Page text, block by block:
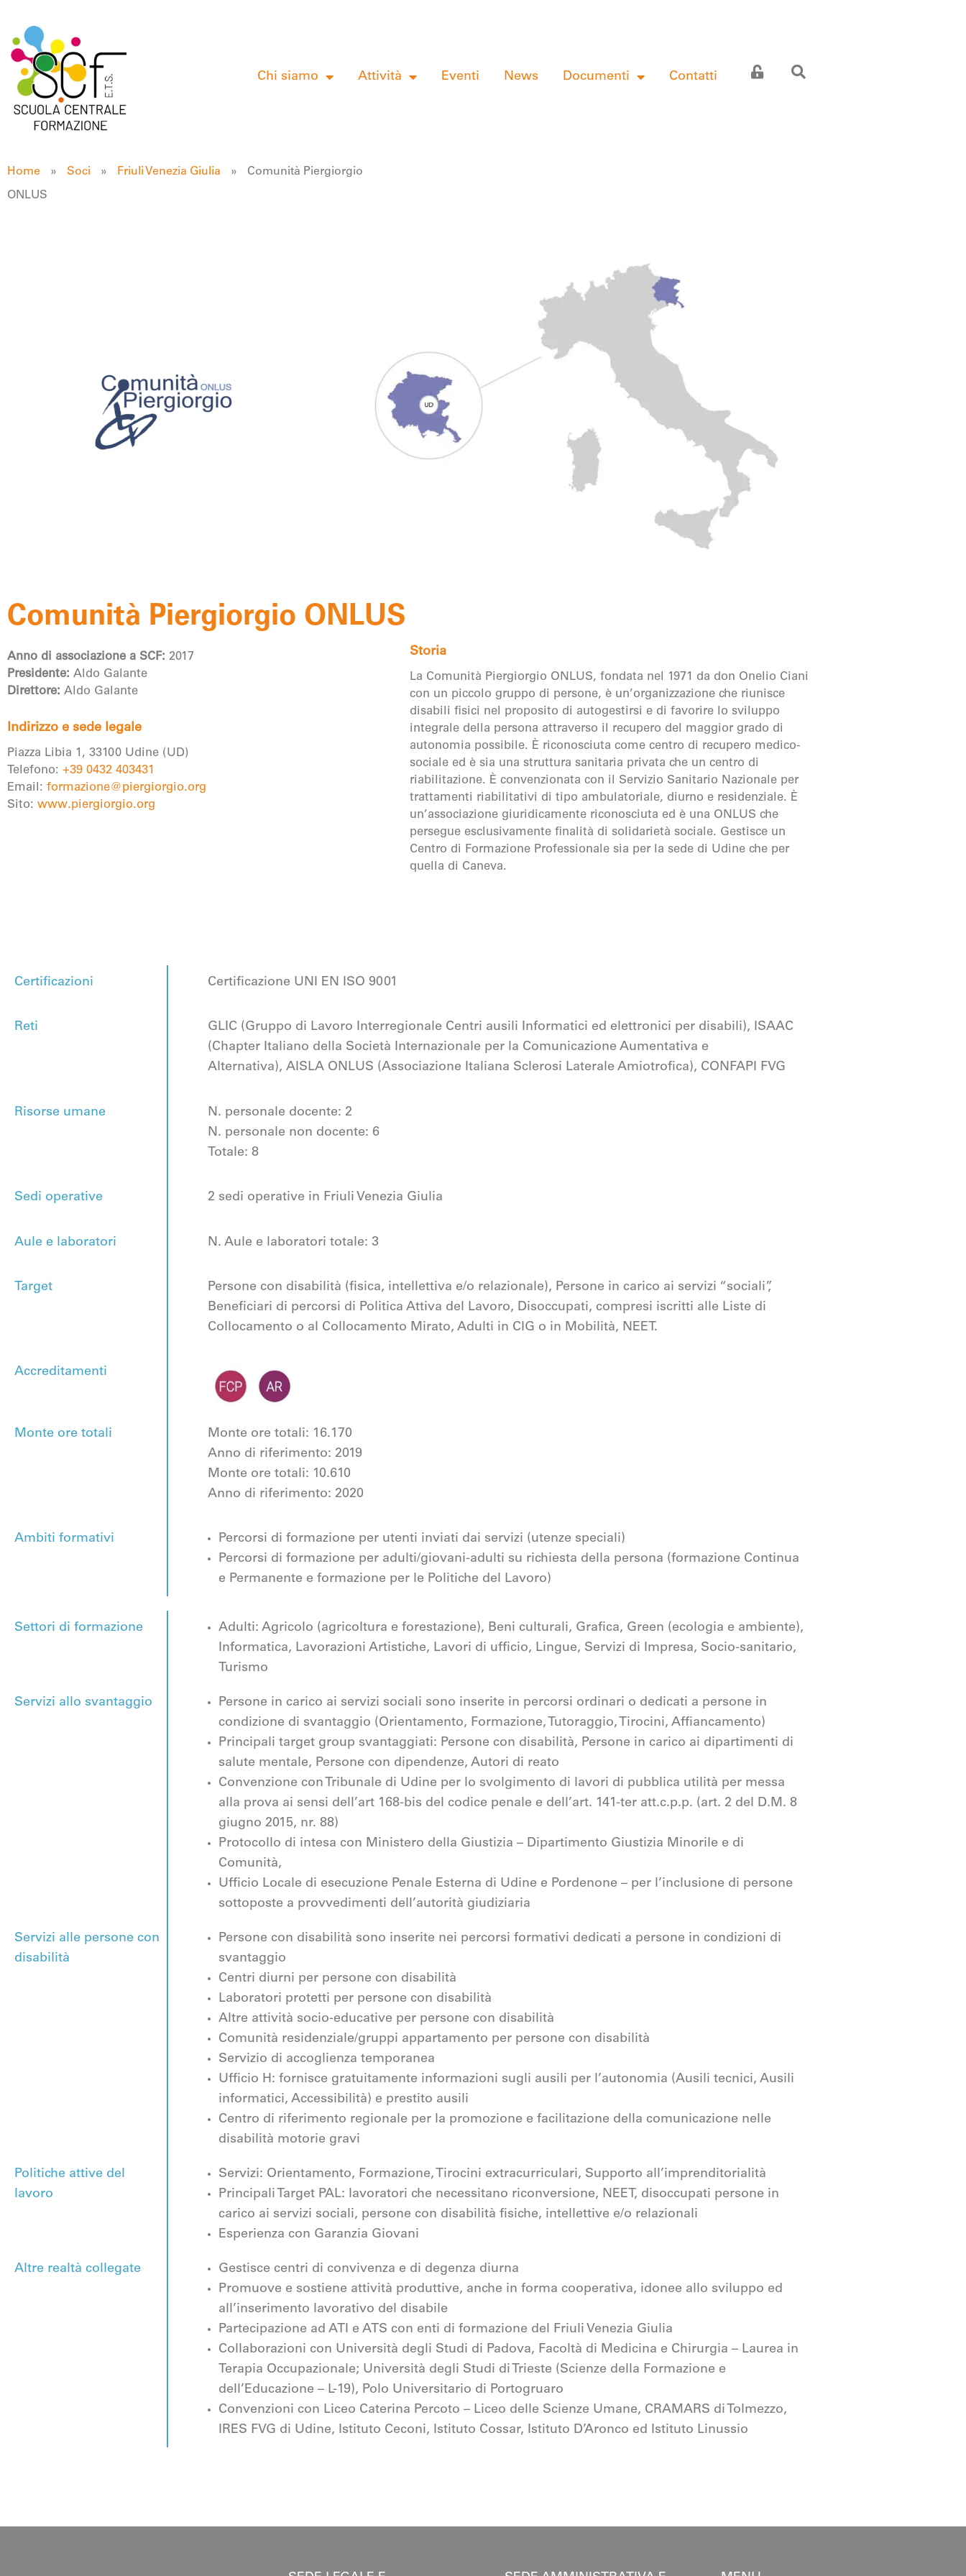
Chi siamo Attività Eventi News Documenti Contatti
Home » Soci » Friuli Venezia Giulia » Comunità Piergiorgio
ONLUS
Comunità Piergiorgio ONLUS
Anno di associazione a SCF: 2017
Presidente: Aldo Galante
Direttore: Aldo Galante
Indirizzo e sede legale
Piazza Libia 1, 33100 Udine (UD)
Telefono: +39 0432 403431
Email: formazione@piergiorgio.org
Sito: www.piergiorgio.org
Storia
La Comunità Piergiorgio ONLUS, fondata nel 1971 da don Onelio Ciani
con un piccolo gruppo di persone, è un’organizzazione che riunisce
disabili fisici nel proposito di autogestirsi e di favorire lo sviluppo
integrale della persona attraverso il recupero del maggior grado di
autonomia possibile. È riconosciuta come centro di recupero medico-
sociale ed è sia una struttura sanitaria privata che un centro di
riabilitazione. È convenzionata con il Servizio Sanitario Nazionale per
trattamenti riabilitativi di tipo ambulatoriale, diurno e residenziale. È
un’associazione giuridicamente riconosciuta ed è una ONLUS che
persegue esclusivamente finalità di solidarietà sociale. Gestisce un
Centro di Formazione Professionale sia per la sede di Udine che per
quella di Caneva.
Certificazioni Certificazione UNI EN ISO 9001
Reti GLIC (Gruppo di Lavoro Interregionale Centri ausili Informatici ed elettronici per disabili), ISAAC
(Chapter Italiano della Società Internazionale per la Comunicazione Aumentativa e
Alternativa), AISLA ONLUS (Associazione Italiana Sclerosi Laterale Amiotrofica), CONFAPI FVG
Risorse umane
N. personale docente: 2
N. personale non docente: 6
Totale: 8
Sedi operative 2 sedi operative in Friuli Venezia Giulia
Aule e laboratori N. Aule e laboratori totale: 3
Target
Persone con disabilità (fisica, intellettiva e/o relazionale), Persone in carico ai servizi “sociali”,
Beneficiari di percorsi di Politica Attiva del Lavoro, Disoccupati, compresi iscritti alle Liste di
Collocamento o al Collocamento Mirato, Adulti in CIG o in Mobilità, NEET.
Accreditamenti
Monte ore totali
Monte ore totali: 16.170
Anno di riferimento: 2019
Monte ore totali: 10.610
Anno di riferimento: 2020
Ambiti formativi
Percorsi di formazione per utenti inviati dai servizi (utenze speciali)
Percorsi di formazione per adulti/giovani-adulti su richiesta della persona (formazione Continua
e Permanente e formazione per le Politiche del Lavoro)
Settori di formazione
Adulti: Agricolo (agricoltura e forestazione), Beni culturali, Grafica, Green (ecologia e ambiente),
Informatica, Lavorazioni Artistiche, Lavori di ufficio, Lingue, Servizi di Impresa, Socio-sanitario,
Turismo
Servizi allo svantaggio
Persone in carico ai servizi sociali sono inserite in percorsi ordinari o dedicati a persone in
condizione di svantaggio (Orientamento, Formazione, Tutoraggio, Tirocini, Affiancamento)
Principali target group svantaggiati: Persone con disabilità, Persone in carico ai dipartimenti di
salute mentale, Persone con dipendenze, Autori di reato
Convenzione con Tribunale di Udine per lo svolgimento di lavori di pubblica utilità per messa
alla prova ai sensi dell’art 168-bis del codice penale e dell’art. 141-ter att.c.p.p. (art. 2 del D.M. 8
giugno 2015, nr. 88)
Protocollo di intesa con Ministero della Giustizia – Dipartimento Giustizia Minorile e di
Comunità,
Ufficio Locale di esecuzione Penale Esterna di Udine e Pordenone – per l’inclusione di persone
sottoposte a provvedimenti dell’autorità giudiziaria
Servizi alle persone con
disabilità
Persone con disabilità sono inserite nei percorsi formativi dedicati a persone in condizioni di
svantaggio
Centri diurni per persone con disabilità
Laboratori protetti per persone con disabilità
Altre attività socio-educative per persone con disabilità
Comunità residenziale/gruppi appartamento per persone con disabilità
Servizio di accoglienza temporanea
Ufficio H: fornisce gratuitamente informazioni sugli ausili per l’autonomia (Ausili tecnici, Ausili
informatici, Accessibilità) e prestito ausili
Centro di riferimento regionale per la promozione e facilitazione della comunicazione nelle
disabilità motorie gravi
Politiche attive del
lavoro
Servizi: Orientamento, Formazione, Tirocini extracurriculari, Supporto all’imprenditorialità
Principali Target PAL: lavoratori che necessitano riconversione, NEET, disoccupati persone in
carico ai servizi sociali, persone con disabilità fisiche, intellettive e/o relazionali
Esperienza con Garanzia Giovani
Altre realtà collegate
Gestisce centri di convivenza e di degenza diurna
Promuove e sostiene attività produttive, anche in forma cooperativa, idonee allo sviluppo ed
all’inserimento lavorativo del disabile
Partecipazione ad ATI e ATS con enti di formazione del Friuli Venezia Giulia
Collaborazioni con Università degli Studi di Padova, Facoltà di Medicina e Chirurgia – Laurea in
Terapia Occupazionale; Università degli Studi di Trieste (Scienze della Formazione e
dell’Educazione – L-19), Polo Universitario di Portogruaro
Convenzioni con Liceo Caterina Percoto – Liceo delle Scienze Umane, CRAMARS di Tolmezzo,
IRES FVG di Udine, Istituto Ceconi, Istituto Cossar, Istituto D’Aronco ed Istituto Linussio